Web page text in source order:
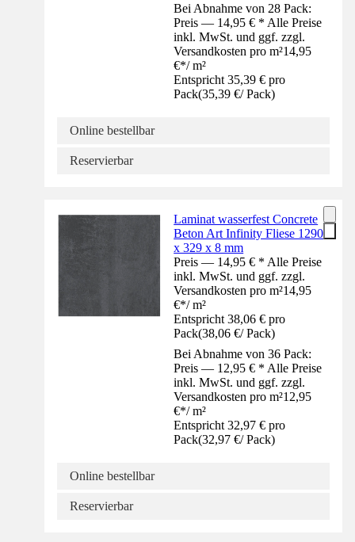
Bei Abnahme von 28 Pack:
Preis — 14,95 € * Alle Preise
inkl. MwSt. und ggf. zzgl.
Versandkosten pro m²14,95
€*/ m²
Entspricht 35,39 € pro
Pack(35,39 €/ Pack)
Online bestellbar
Reservierbar
Laminat wasserfest Concrete
Beton Art Infinity Fliese 1290
x 329 x 8 mm
Preis — 14,95 € * Alle Preise
inkl. MwSt. und ggf. zzgl.
Versandkosten pro m²14,95
€*/ m²
Entspricht 38,06 € pro
Pack(38,06 €/ Pack)
Bei Abnahme von 36 Pack:
Preis — 12,95 € * Alle Preise
inkl. MwSt. und ggf. zzgl.
Versandkosten pro m²12,95
€*/ m²
Entspricht 32,97 € pro
Pack(32,97 €/ Pack)
Online bestellbar
Reservierbar